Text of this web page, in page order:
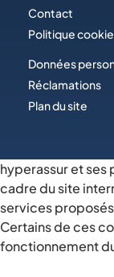
Contact
Politique
Données
Réclamations
Plan du site
hyperassur et ses
cadre du site
services
Certains de ces
fonctionnement